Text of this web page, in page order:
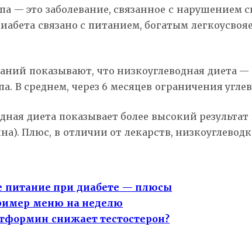
— это заболевание, связанное с нарушением
связано с питанием, богатым
показывают, что низкоуглеводная диета
В среднем, через 6 месяцев ограничения
диета показывает более высокий
Плюс, в отличии от лекарств,
питание при диабете — плюсы
меню на неделю
снижает тестостерон?